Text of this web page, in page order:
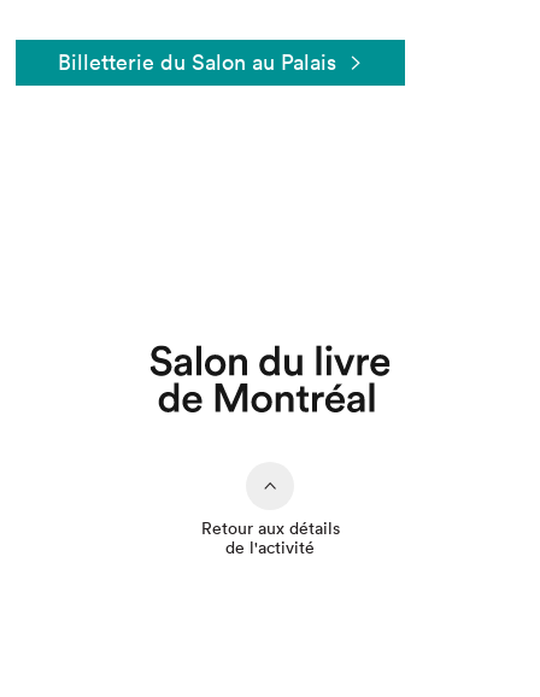
Billetterie du Salon au Palais
Retour aux détails
de l'activité